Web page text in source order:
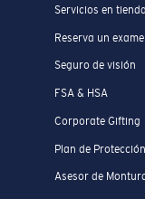
Servicios en
Reserva un
Seguro de visión
FSA & HSA
Corporate Gifting
Plan de
Asesor de